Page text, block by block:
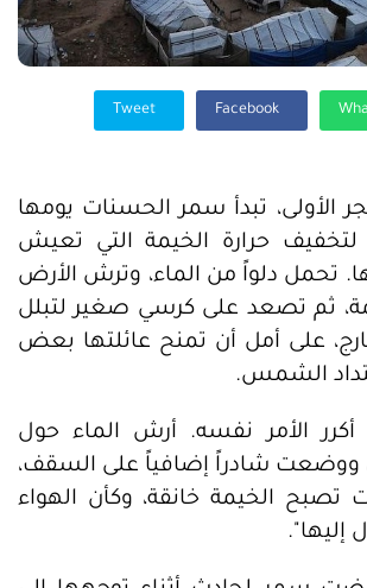
الأولى، تبدأ سمر الحسنات يومها
لتخفيف حرارة الخيمة التي تعيش
تحمل دلواً من الماء، وترش الأرض
ثم تصعد على كرسي صغير لتبلل
على أمل أن تمنح عائلتها بعض
الشمس.
الأمر نفسه. أرش الماء حول
ووضعت شادراً إضافياً على السقف،
تصبح الخيمة خانقة، وكأن الهواء
إليها".